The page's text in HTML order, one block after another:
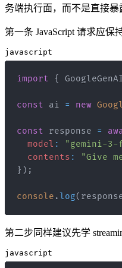
务端执行面，而不是直接暴
第一条 JavaScript 请求应保
javascript
import { GoogleGenAI
const ai = new
const response =
model : "gemini-3-
contents :
"Give
} ) ;
console .log(
第二步同样建议先学
javascript